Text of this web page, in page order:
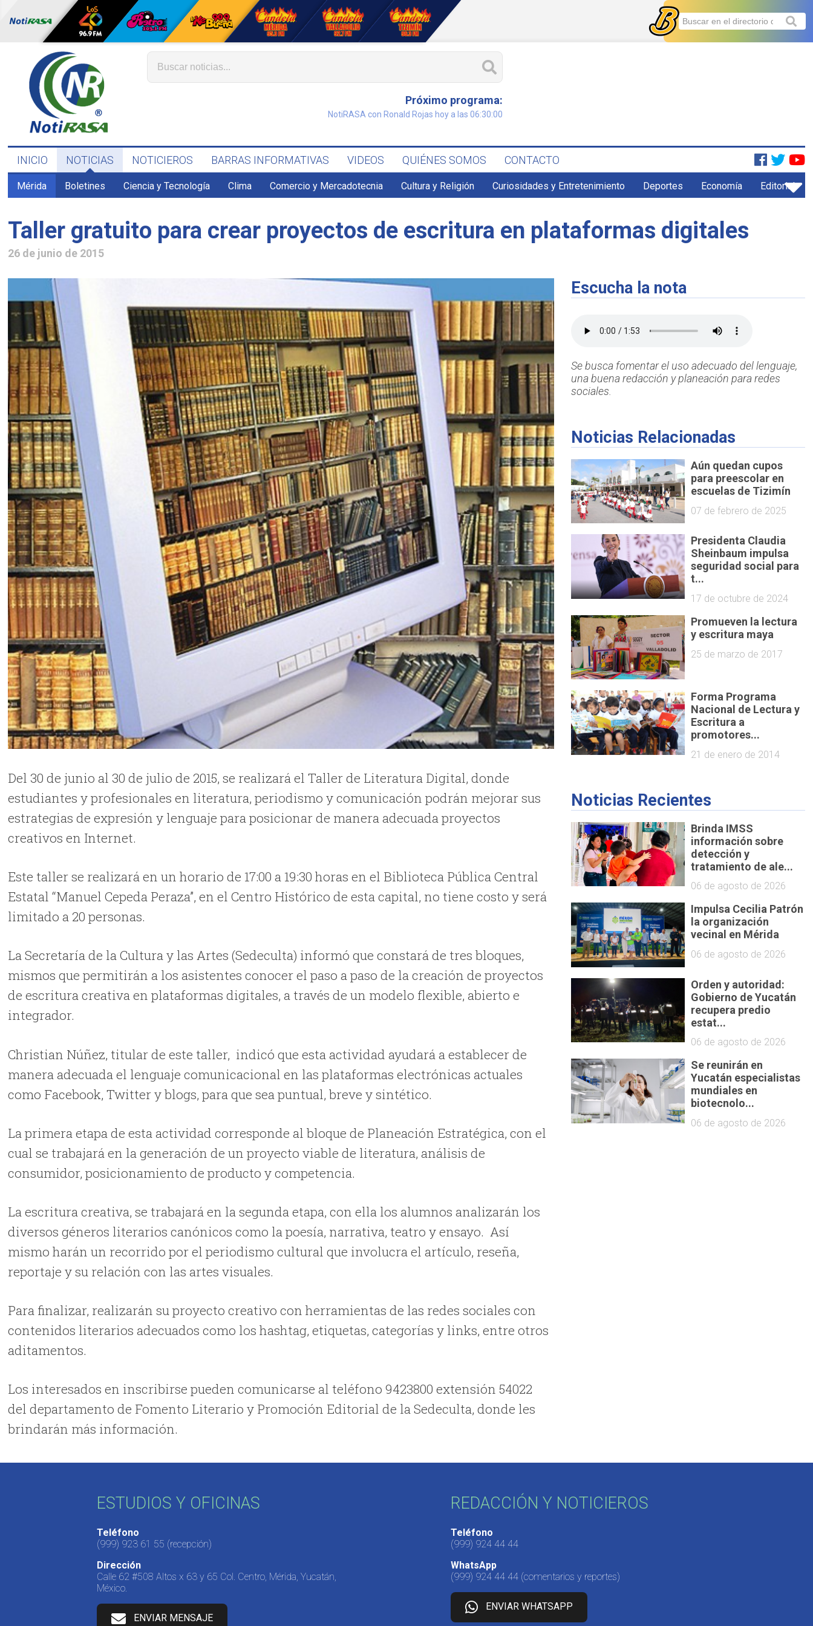
Próximo programa:
NotiRASA con Ronald Rojas hoy a las 06:30:00
INICIO NOTICIAS NOTICIEROS BARRAS INFORMATIVAS VIDEOS QUIÉNES SOMOS CONTACTO
Mérida Boletines Ciencia y Tecnología Clima Comercio y Mercadotecnia Cultura y Religión Curiosidades y Entretenimiento Deportes Economía Editorial
Taller gratuito para crear proyectos de escritura en plataformas digitales
26 de junio de 2015
Del 30 de junio al 30 de julio de 2015, se realizará el Taller de Literatura Digital, donde
estudiantes y profesionales en literatura, periodismo y comunicación podrán mejorar sus
estrategias de expresión y lenguaje para posicionar de manera adecuada proyectos
creativos en Internet.
Este taller se realizará en un horario de 17:00 a 19:30 horas en el Biblioteca Pública Central
Estatal “Manuel Cepeda Peraza”, en el Centro Histórico de esta capital, no tiene costo y será
limitado a 20 personas.
La Secretaría de la Cultura y las Artes (Sedeculta) informó que constará de tres bloques,
mismos que permitirán a los asistentes conocer el paso a paso de la creación de proyectos
de escritura creativa en plataformas digitales, a través de un modelo flexible, abierto e
integrador.
Christian Núñez, titular de este taller, indicó que esta actividad ayudará a establecer de
manera adecuada el lenguaje comunicacional en las plataformas electrónicas actuales
como Facebook, Twitter y blogs, para que sea puntual, breve y sintético.
La primera etapa de esta actividad corresponde al bloque de Planeación Estratégica, con el
cual se trabajará en la generación de un proyecto viable de literatura, análisis de
consumidor, posicionamiento de producto y competencia.
La escritura creativa, se trabajará en la segunda etapa, con ella los alumnos analizarán los
diversos géneros literarios canónicos como la poesía, narrativa, teatro y ensayo. Así
mismo harán un recorrido por el periodismo cultural que involucra el artículo, reseña,
reportaje y su relación con las artes visuales.
Para finalizar, realizarán su proyecto creativo con herramientas de las redes sociales con
contenidos literarios adecuados como los hashtag, etiquetas, categorías y links, entre otros
aditamentos.
Los interesados en inscribirse pueden comunicarse al teléfono 9423800 extensión 54022
del departamento de Fomento Literario y Promoción Editorial de la Sedeculta, donde les
brindarán más información.
Escucha la nota
Se busca fomentar el uso adecuado del lenguaje,
una buena redacción y planeación para redes
sociales.
Noticias Relacionadas
Aún quedan cupos
para preescolar en
escuelas de Tizimín
07 de febrero de 2025
Presidenta Claudia
Sheinbaum impulsa
seguridad social para
t...
17 de octubre de 2024
Promueven la lectura
y escritura maya
25 de marzo de 2017
Forma Programa
Nacional de Lectura y
Escritura a
promotores...
21 de enero de 2014
Noticias Recientes
Brinda IMSS
información sobre
detección y
tratamiento de ale...
06 de agosto de 2026
Impulsa Cecilia Patrón
la organización
vecinal en Mérida
06 de agosto de 2026
Orden y autoridad:
Gobierno de Yucatán
recupera predio
estat...
06 de agosto de 2026
Se reunirán en
Yucatán especialistas
mundiales en
biotecnolo...
06 de agosto de 2026
ESTUDIOS Y OFICINAS
Teléfono
(999) 923 61 55 (recepción)
Dirección
Calle 62 #508 Altos x 63 y 65 Col. Centro, Mérida, Yucatán,
México.
ENVIAR MENSAJE
REDACCIÓN Y NOTICIEROS
Teléfono
(999) 924 44 44
WhatsApp
(999) 924 44 44 (comentarios y reportes)
ENVIAR WHATSAPP